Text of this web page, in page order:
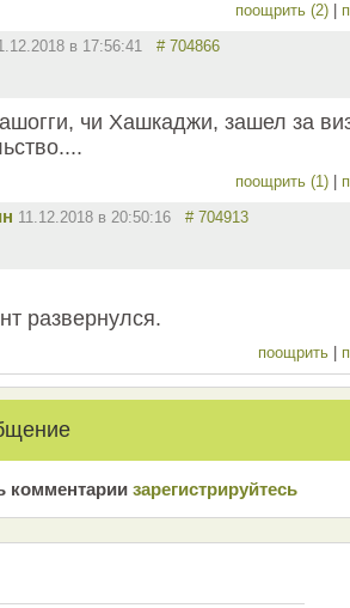
поощрить (2)
в 17:56:41 # 704866
чи Хашкаджи, зашел за
поощрить (1)
11.12.2018 в 20:50:16 # 704913
развернулся.
поощрить
комментарии зарeгиcтрирyйтeсь